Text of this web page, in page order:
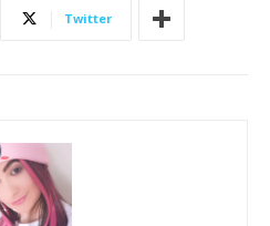
Twitter